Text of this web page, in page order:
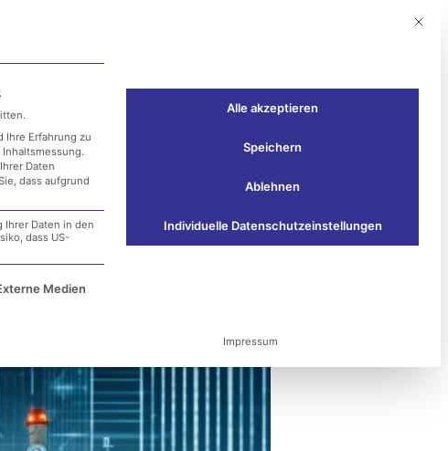
Events
im Fokus
Mit
Ihre Erfahrung zu
Daten
dass aufgrund
Ihrer Daten in den
dass US-
Service-Gruppe ist essenziell und kann nicht
Medien
Alle akzeptieren
Speichern
Ablehnen
Individuelle Datenschutzeinstellungen
Impressum